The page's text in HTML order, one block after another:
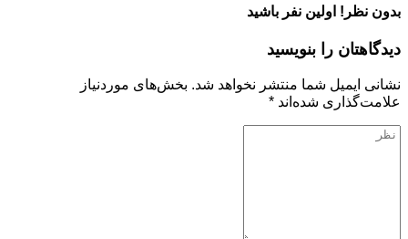
بدون نظر! اولین نفر باشید
دیدگاهتان را بنویسید
نشانی ایمیل شما منتشر نخواهد شد. بخش‌های موردنیاز
علامت‌گذاری شده‌اند *